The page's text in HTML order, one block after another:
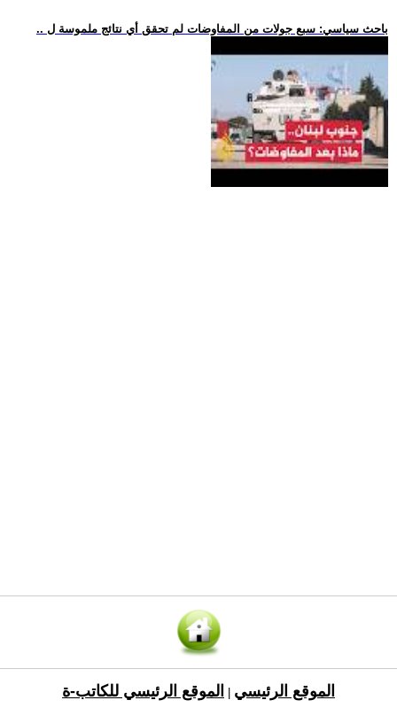
.. باحث سياسي: سبع جولات من المفاوضات لم تحقق أي نتائج ملموسة ل
الموقع الرئيسي الموقع الرئيسي للكاتب-ة